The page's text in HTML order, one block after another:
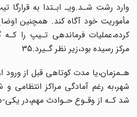
وارد رشت شـد‌.ویـ‌ ابـتدا‌ به‌ قرارگا‌
مأموریت خود آگاه کند. همچنین
کرده،عملیات فرماندهی تـیپ را کـه
مرکز رسیده‌ بود،زیر نظر گـیرد.35
هـمزمان،یا مدت کوتاهی قبل از ورود
شهر،به رغم آمادگی‌ مراکز انتظامی و
شد کـه‌ از‌ وقـوع حـوادث مهم،در یکی-